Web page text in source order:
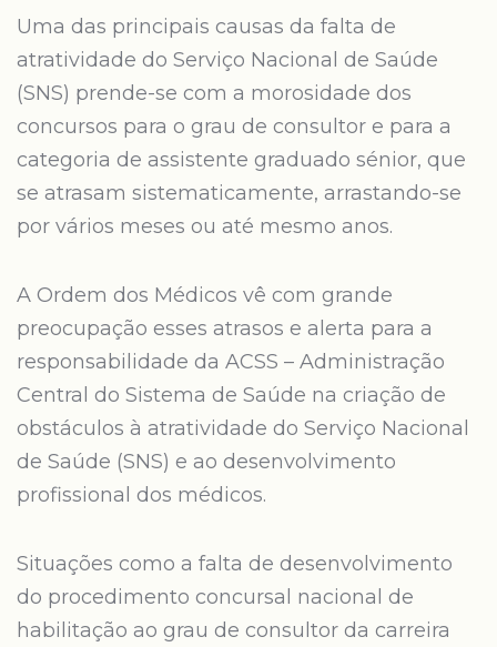
Uma das principais causas da falta de
atratividade do Serviço Nacional de Saúde
(SNS) prende-se com a morosidade dos
concursos para o grau de consultor e para a
categoria de assistente graduado sénior, que
se atrasam sistematicamente, arrastando-se
por vários meses ou até mesmo anos.
A Ordem dos Médicos vê com grande
preocupação esses atrasos e alerta para a
responsabilidade da ACSS – Administração
Central do Sistema de Saúde na criação de
obstáculos à atratividade do Serviço Nacional
de Saúde (SNS) e ao desenvolvimento
profissional dos médicos.
Situações como a falta de desenvolvimento
do procedimento concursal nacional de
habilitação ao grau de consultor da carreira